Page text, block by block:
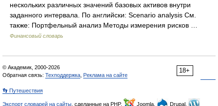
нескольких различных значений базовых активов внутри
заданного интервала. По английски: Scenario analysis См.
также: Портфельный анализ Методы измерения рисков …
Финансовый словарь
18+
© Академик, 2000-2026
Обратная связь: Техподдержка Реклама на сайте
👣 Путешествия
Экспорт словарей на сайты , сделанные на PHP, Joomla, Drupal,